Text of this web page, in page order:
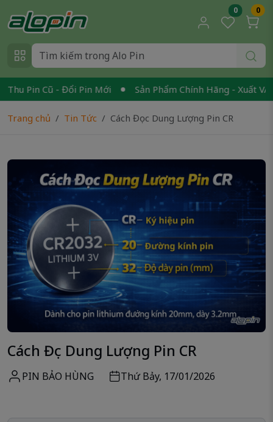
0 0
Pin Cũ - Đổi Pin Mới Sản Phẩm Chính Hãng - Xuất VAT
Trang chủ Tin Tức Cách Đọc Dung Lượng Pin CR
Cách Đọc Dung Lượng Pin CR
PIN BẢO HÙNG Thứ Bảy, 17/01/2026